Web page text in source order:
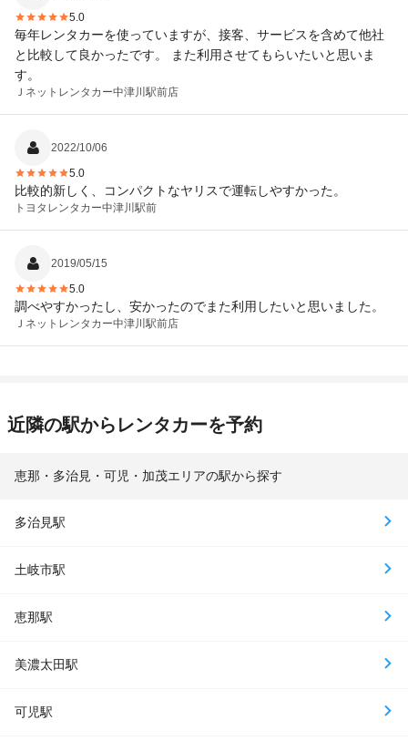
5.0
毎年レンタカーを使っていますが、接客、サービスを含めて他社
と比較して良かったです。 また利用させてもらいたいと思いま
す。
Ｊネットレンタカー中津川駅前店
2022/10/06
5.0
比較的新しく、コンパクトなヤリスで運転しやすかった。
トヨタレンタカー中津川駅前
2019/05/15
5.0
調べやすかったし、安かったのでまた利用したいと思いました。
Ｊネットレンタカー中津川駅前店
近隣の駅からレンタカーを予約
恵那・多治見・可児・加茂エリアの駅から探す
多治見駅
土岐市駅
恵那駅
美濃太田駅
可児駅